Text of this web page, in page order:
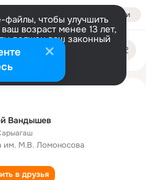
Войти
чтобы улучшить
возраст менее 13 лет,
должен ваш законный
информации
Вандышев
им. М.В. Ломоносова
в друзья